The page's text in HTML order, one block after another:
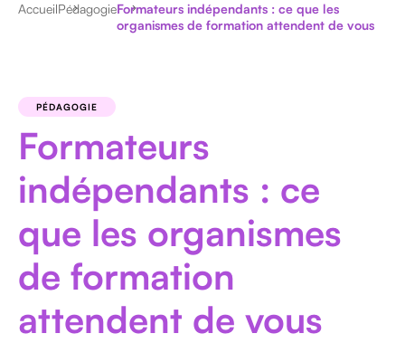
ET
NDA
CERTIFICATION
HANDICAP
E-
AccueilPédagogieFormateurs indépendants : ce que les
organismes de formation attendent de vous
PÉDAGOGIE
Formateurs
indépendants : ce
que les organismes
de formation
attendent de vous